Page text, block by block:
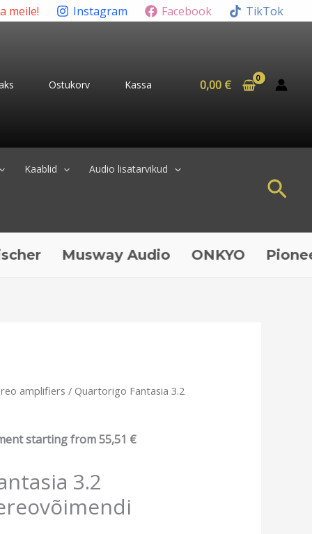
meile! Instagram Facebook TikTok
Ostukorv Kassa 0,00 €
Kaablid Audio lisatarvikud
Musway Audio ONKYO Pioneer
amplifiers / Quartorigo Fantasia 3.2
starting from55,51 €
3.2